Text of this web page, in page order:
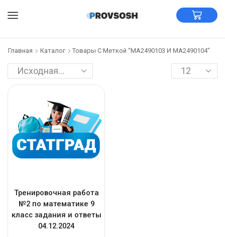
Главная Каталог Товары С Меткой “МА2490103 И МА2490104”
Тренировочная работа
№2 по математике 9
класс задания и ответы
04.12.2024